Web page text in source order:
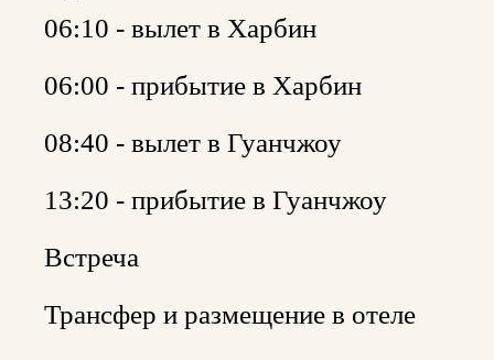
06:10 - вылет в Харбин
06:00 - прибытие в Харбин
08:40 - вылет в Гуанчжоу
13:20 - прибытие в Гуанчжоу
Встреча
Трансфер и размещение в отеле